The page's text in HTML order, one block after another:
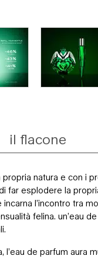
il flacone
natura e con i
far esplodere la
l’incontro tra
felina. un’eau
de parfum aura